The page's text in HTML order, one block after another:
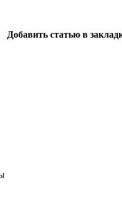
Добавить статью в